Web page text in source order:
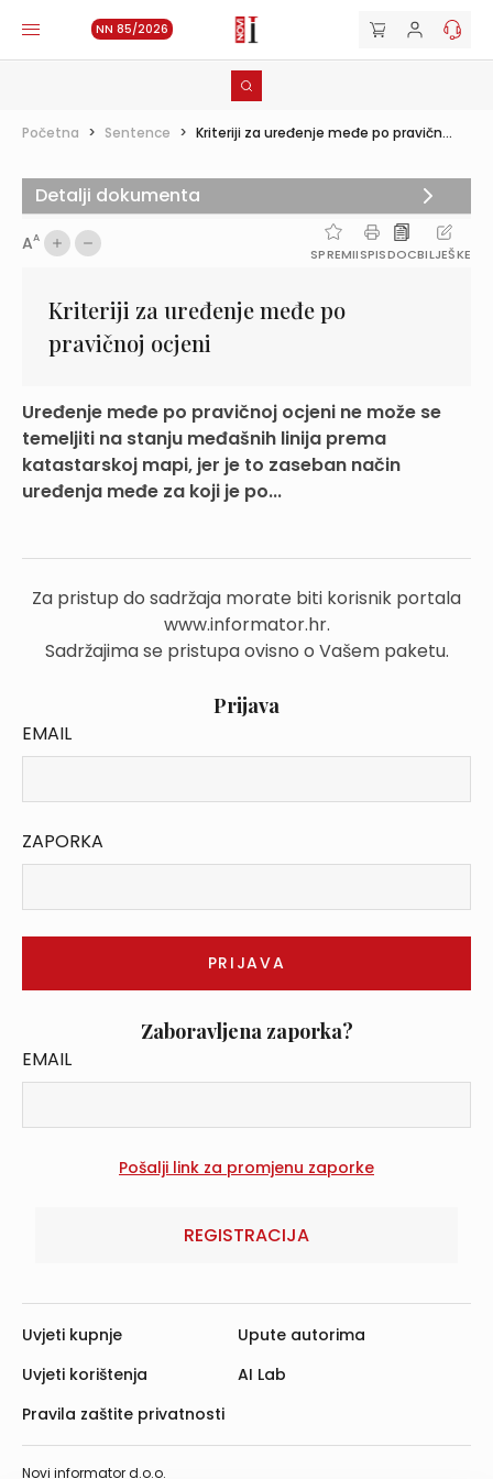
NN 85/2026
Početna > Sentence > Kriteriji za uređenje međe po pravičn...
AA
SPREMIISPISDOCBILJEŠKE
Kriteriji za uređenje međe po
pravičnoj ocjeni
Uređenje međe po pravičnoj ocjeni ne može se
temeljiti na stanju međašnih linija prema
katastarskoj mapi, jer je to zaseban način
uređenja međe za koji je po...
Za pristup do sadržaja morate biti korisnik portala
www.informator.hr.
Sadržajima se pristupa ovisno o Vašem paketu.
Prijava
EMAIL
ZAPORKA
Zaboravljena zaporka?
EMAIL
REGISTRACIJA
Detalji dokumenta
Novi informator d.o.o.
Uvjeti kupnje
Uvjeti korištenja
Pravila zaštite privatnosti
Upute autorima
AI Lab